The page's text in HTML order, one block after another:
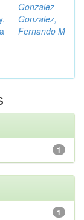
Gonzalez
Gonzalez,
Fernando M
1
1